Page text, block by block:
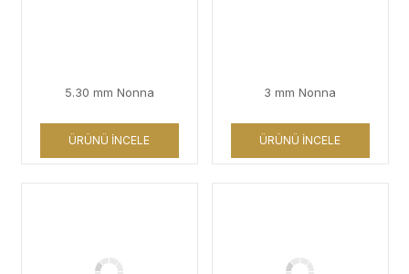
5.30 mm Nonna
ÜRÜNÜ İNCELE
3 mm Nonna
ÜRÜNÜ İNCELE